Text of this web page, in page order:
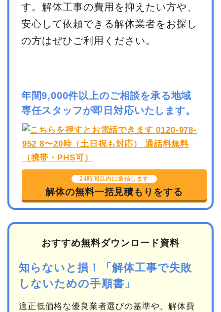
す。解体工事の費用を抑えたい方や、
安心して依頼できる解体業者をお探し
の方はぜひご利用ください。
年間9,000件以上のご相談を承る地域
専任スタッフが即日対応いたします。
24時間以内に返信します
解体の無料一括見積もりをする
おすすめ無料ダウンロード資料
知らないと損！「解体工事で失敗
しないための手順書」
適正低価格な優良業者選びの基準や、解体費